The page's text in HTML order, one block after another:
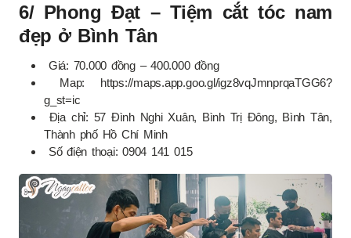
6/ Phong Đạt – Tiệm cắt tóc nam
đẹp ở Bình Tân
Giá: 70.000 đồng – 400.000 đồng
Map: https://maps.app.goo.gl/igz8vqJmnprqaTGG6?
g_st=ic
Địa chỉ: 57 Đình Nghi Xuân, Bình Trị Đông, Bình Tân,
Thành phố Hồ Chí Minh
Số điện thoại: 0904 141 015